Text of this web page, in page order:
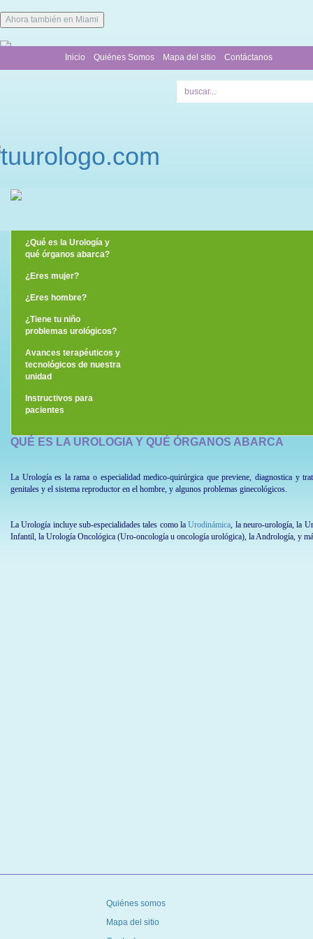
Ahora también en Miami
Contáctanos
Mapa del sitio
Quiénes Somos
Inicio
¿Qué es la Urología y
qué órganos abarca?
¿Eres mujer?
¿Eres hombre?
¿Tiene tu niño
problemas urológicos?
Avances terapéuticos y
tecnológicos de nuestra
unidad
Instructivos para
pacientes
QUÉ ES LA UROLOGIA Y QUÉ ÓRGANOS ABARCA
La Urología es la rama o especialidad medico-quirúrgica que previene, diagnostica y
genitales y el sistema reproductor en el hombre, y algunos problemas ginecológicos.
La Urología incluye sub-especialidades tales como laUrodinámica, la neuro-urología, la
Infantil, la Urología Oncológica (Uro-oncología u oncología urológica), la Andrología, y
Quiénes somos
Mapa del sitio